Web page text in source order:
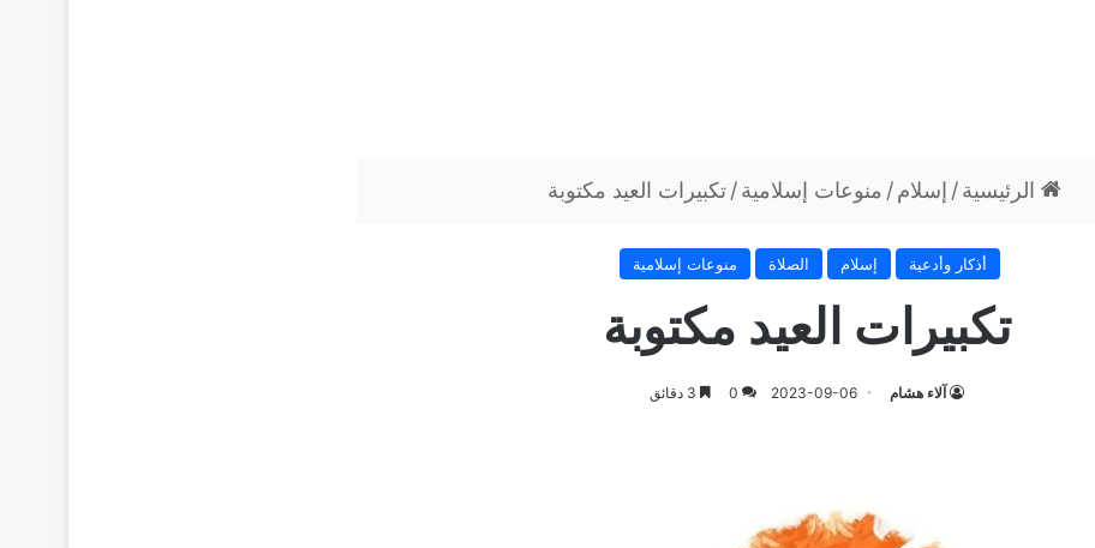
الرئيسية / إسلام / منوعات إسلامية / تكبيرات العيد مكتوبة
أذكار وأدعية إسلام الصلاة منوعات إسلامية
تكبيرات العيد مكتوبة
آلاء هشام 2023-09-06
0